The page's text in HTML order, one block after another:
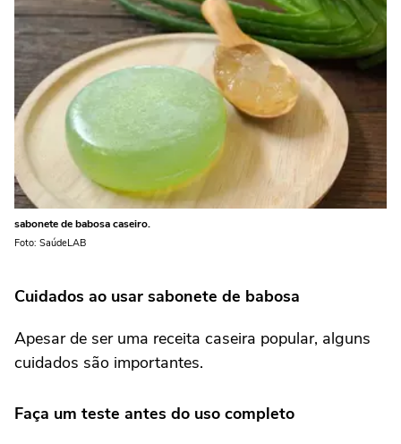
sabonete de babosa caseiro.
Foto: SaúdeLAB
Cuidados ao usar sabonete de babosa
Apesar de ser uma receita caseira popular, alguns
cuidados são importantes.
Faça um teste antes do uso completo